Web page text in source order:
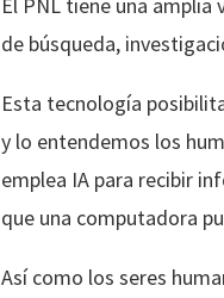
de búsqueda,
Esta tecnología
y lo entendemos los
emplea IA para recibir
que una computadora
Así como los seres